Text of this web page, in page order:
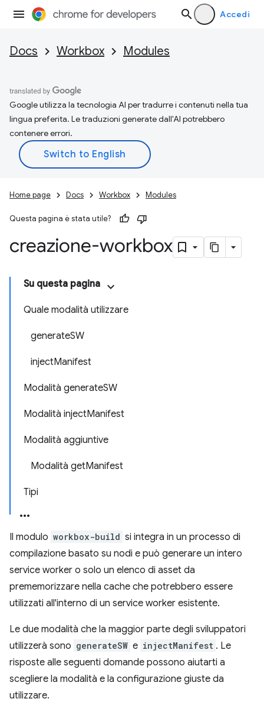
Accedi
Docs Workbox Modules
Google utilizza la tecnologia AI per tradurre i contenuti nella tua
lingua preferita. Le traduzioni generate dall'AI potrebbero
contenere errori.
Home page Docs Workbox Modules
Questa pagina è stata utile?
creazione-workbox
Su questa pagina
Quale modalità utilizzare
generateSW
injectManifest
Modalità generateSW
Modalità injectManifest
Modalità aggiuntive
Modalità getManifest
Tipi
Il modulo workbox-build si integra in un processo di
compilazione basato su nodi e può generare un intero
service worker o solo un elenco di asset da
prememorizzare nella cache che potrebbero essere
utilizzati all'interno di un service worker esistente.
Le due modalità che la maggior parte degli sviluppatori
utilizzerà sono generateSW e injectManifest . Le
risposte alle seguenti domande possono aiutarti a
scegliere la modalità e la configurazione giuste da
utilizzare.